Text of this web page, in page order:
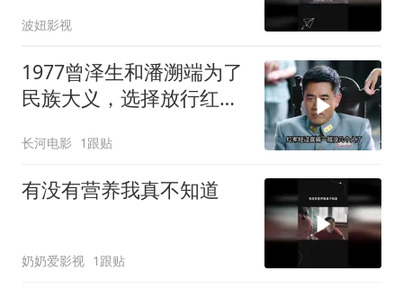
波妞影视
1977曾泽生和潘溯端为了
民族大义，选择放行红
长河电影 1跟贴
有没有营养我真不知道
奶奶爱影视 1跟贴